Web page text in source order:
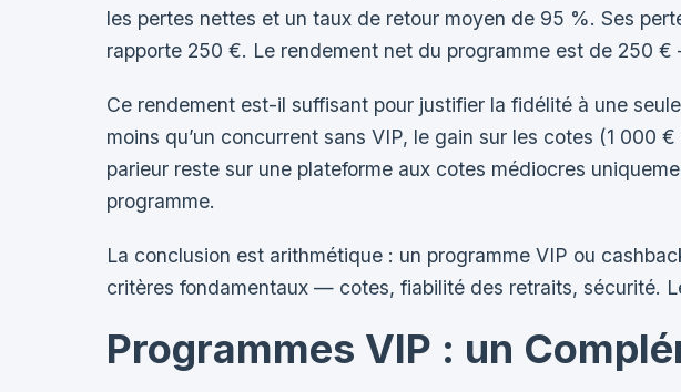
les pertes nettes et un taux de retour moyen de 95 %. Ses
rapporte 250 €. Le rendement net du programme est de 250
Ce rendement est-il suffisant pour justifier la fidélité à une
moins qu’un concurrent sans VIP, le gain sur les cotes (1 000
parieur reste sur une plateforme aux cotes médiocres
programme.
La conclusion est arithmétique : un programme VIP ou
critères fondamentaux — cotes, fiabilité des retraits, sécurité.
Programmes VIP : un